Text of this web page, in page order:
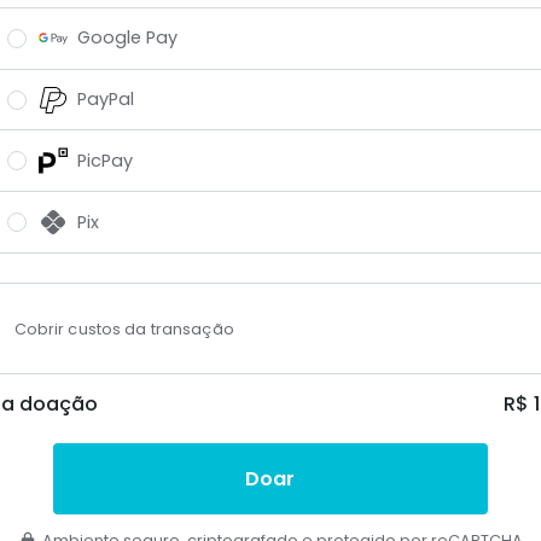
Google Pay
PayPal
PicPay
Pix
Cobrir custos da transação
doação R$
Doar